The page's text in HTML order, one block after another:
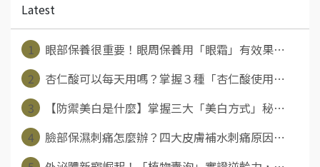
Latest
1
眼部保養很重要！眼周保養用「眼霜」有效果⋯
2
杏仁酸可以每天用嗎？掌握３種「杏仁酸使用⋯
3
【防禦美白是什麼】掌握三大「美白方式」秘⋯
4
臉部保濕刺痛怎麼辦？四大皮膚補水刺痛原因⋯